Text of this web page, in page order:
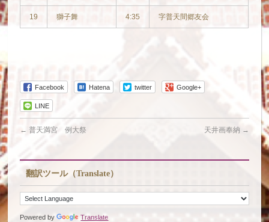
19 獅子舞 4:35 字普天間郷友会
Facebook Hatena twitter Google+
LINE
← 普天満宮 例大祭 天井画奉納 →
翻訳ツール（Translate）
Powered by Translate